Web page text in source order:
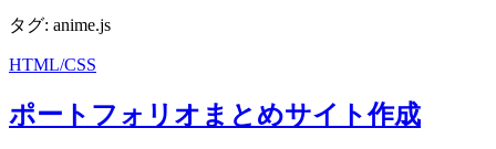
タグ: anime.js
HTML/CSS
ポートフォリオまとめサイト作成